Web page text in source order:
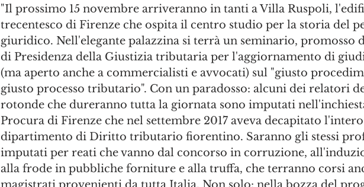
"Il prossimo 15 novembre arriveranno in tanti a Villa Ruspoli,
trecentesco di Firenze che ospita il centro studio per la storia del
giuridico. Nell'elegante palazzina si terrà un seminario, promosso
di Presidenza della Giustizia tributaria per l'aggiornamento di
(ma aperto anche a commercialisti e avvocati) sul "giusto
giusto processo tributario". Con un paradosso: alcuni dei relatori
rotonde che dureranno tutta la giornata sono imputati
Procura di Firenze che nel settembre 2017 aveva decapitato l'intero
dipartimento di Diritto tributario fiorentino. Saranno gli stessi
imputati per reati che vanno dal concorso in corruzione,
alla frode in pubbliche forniture e alla truffa, che terranno corsi